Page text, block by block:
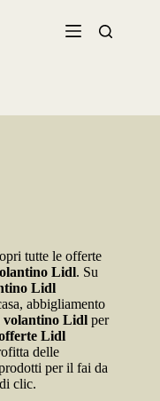
tutte le offerte
Lidl. Su
Lidl
abbigliamento
volantino Lidl per
Lidl
delle
per il fai da
clic.